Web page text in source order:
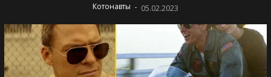
Котонавты - 05.02.2023